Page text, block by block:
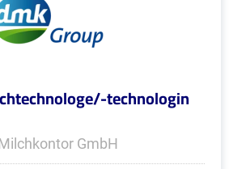
technologin
GmbH